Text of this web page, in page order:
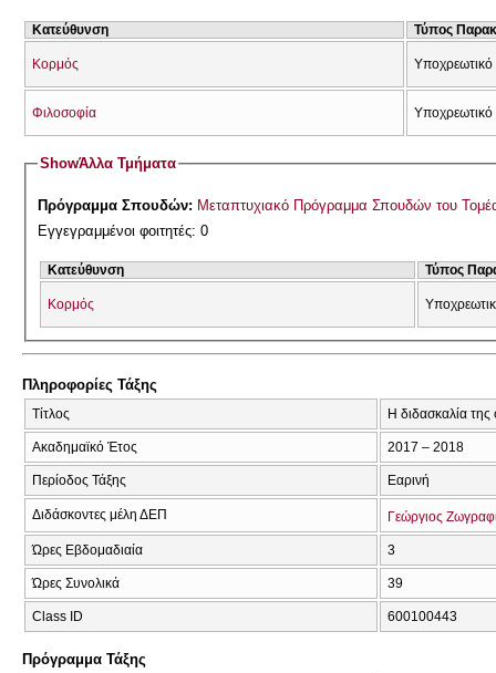
Κατεύθυνση Τύπος
Κορμός
Φιλοσοφία
ShowΆλλα Τμήματα
Πρόγραμμα Σπουδών: Μεταπτυχιακό Πρόγραμμα Σπουδών του
Εγγεγραμμένοι φοιτητές: 0
Κατεύθυνση Τύπος
Κορμός
Πληροφορίες Τάξης
Τίτλος Η διδασκαλία της
Ακαδημαϊκό Έτος 2017 – 2018
Περίοδος Τάξης Εαρινή
Διδάσκοντες μέλη ΔΕΠ Γεώργιος
Ώρες Εβδομαδιαία 3
Ώρες Συνολικά 39
Class ID 600100443
Πρόγραμμα Τάξης